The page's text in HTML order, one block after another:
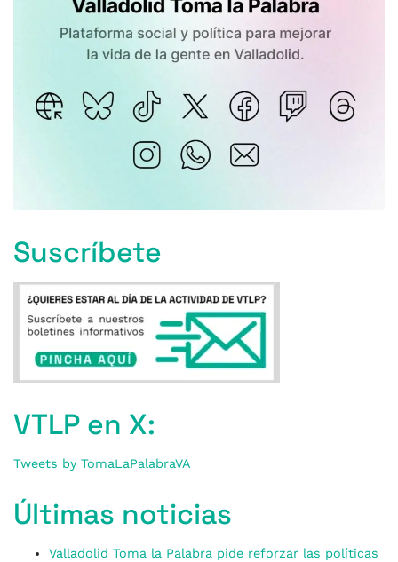
Suscríbete
VTLP en X:
Tweets by TomaLaPalabraVA
Últimas noticias
Valladolid Toma la Palabra pide reforzar las políticas